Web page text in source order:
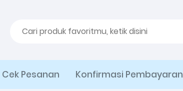
Cek Pesanan Konfirmasi Pembayaran